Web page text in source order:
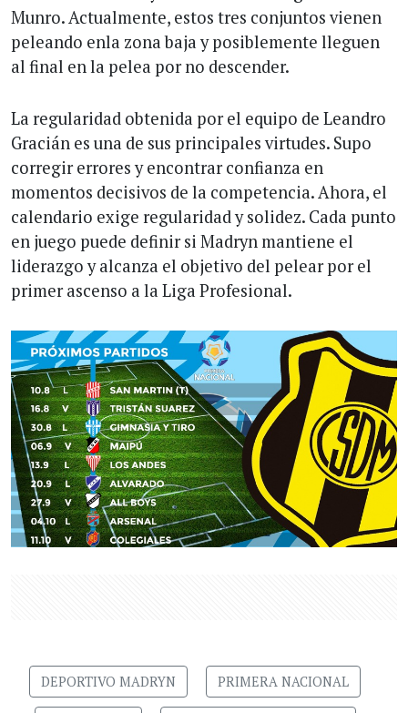
Munro. Actualmente, estos tres conjuntos vienen
peleando enla zona baja y posiblemente lleguen
al final en la pelea por no descender.
La regularidad obtenida por el equipo de Leandro
Gracián es una de sus principales virtudes. Supo
corregir errores y encontrar confianza en
momentos decisivos de la competencia. Ahora, el
calendario exige regularidad y solidez. Cada punto
en juego puede definir si Madryn mantiene el
liderazgo y alcanza el objetivo del pelear por el
primer ascenso a la Liga Profesional.
DEPORTIVO MADRYN PRIMERA NACIONAL